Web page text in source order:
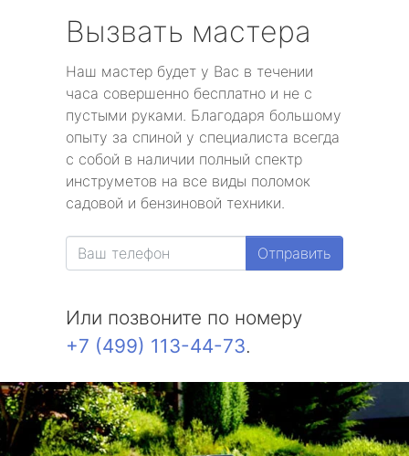
Вызвать мастера
Наш мастер будет у Вас в течении
часа совершенно бесплатно и не с
пустыми руками. Благодаря большому
опыту за спиной у специалиста всегда
с собой в наличии полный спектр
инструметов на все виды поломок
садовой и бензиновой техники.
Отправить
Или позвоните по номеру
+7 (499) 113-44-73.